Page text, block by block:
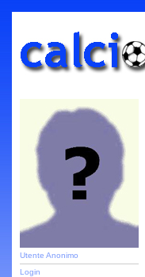
Utente Anonimo
Login